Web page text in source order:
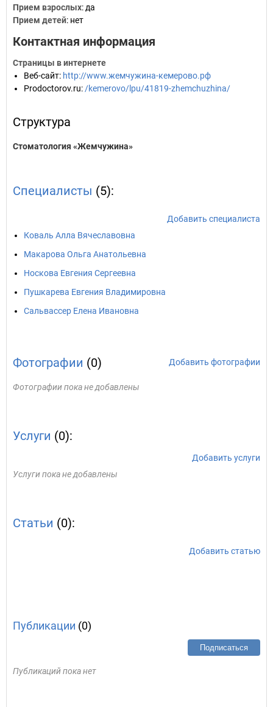
Прием взрослых: да
Прием детей: нет
Контактная информация
Страницы в интернете
Веб-сайт: http://www.жемчужина-кемерово.рф
Prodoctorov.ru: /kemerovo/lpu/41819-zhemchuzhina/
Структура
Стоматология «Жемчужина»
Специалисты (5):
Добавить специалиста
Коваль Алла Вячеславовна
Макарова Ольга Анатольевна
Носкова Евгения Сергеевна
Пушкарева Евгения Владимировна
Сальвассер Елена Ивановна
Фотографии (0) Добавить фотографии
Фотографии пока не добавлены
Услуги (0):
Добавить услуги
Услуги пока не добавлены
Статьи (0):
Добавить статью
Публикации (0)
Подписаться
Публикаций пока нет